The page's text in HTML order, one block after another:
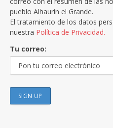
pueblo Alhaurín el Grande.
El tratamiento de los datos
nuestra Política de Privacidad.
Tu correo: